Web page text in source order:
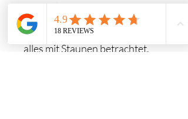
persönliche Wahrnehmungen
offenbaren werden. Seien Sie
aufmerksam, wie ein Kind, das
alles mit Staunen betrachtet.